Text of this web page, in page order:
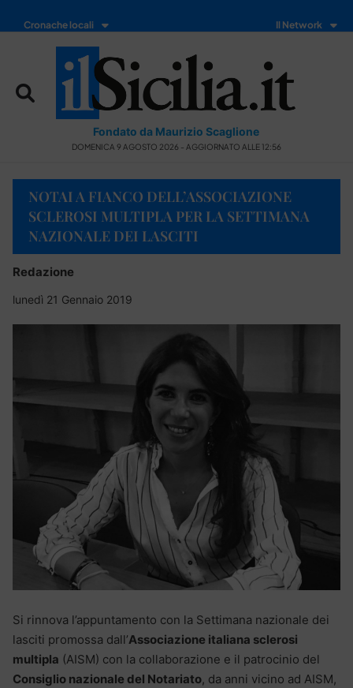
Cronache locali Il Network
Fondato da Maurizio Scaglione
DOMENICA 9 AGOSTO 2026 - AGGIORNATO ALLE 12:56
NOTAI A FIANCO DELL’ASSOCIAZIONE
SCLEROSI MULTIPLA PER LA SETTIMANA
NAZIONALE DEI LASCITI
Redazione
lunedì 21 Gennaio 2019
Si rinnova l’appuntamento con la Settimana nazionale dei
lasciti promossa dall’Associazione italiana sclerosi
multipla (AISM) con la collaborazione e il patrocinio del
Consiglio nazionale del Notariato, da anni vicino ad AISM,